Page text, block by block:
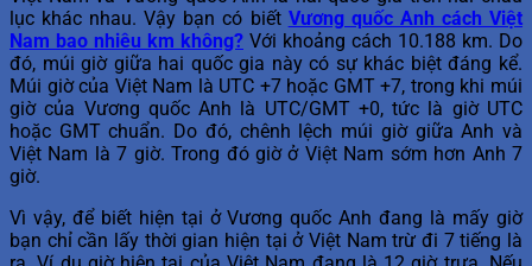
lục khác nhau. Vậy bạn có biết Vương quốc Anh cách Việt
Nam bao nhiêu km không? Với khoảng cách 10.188 km. Do
đó, múi giờ giữa hai quốc gia này có sự khác biệt đáng kể.
Múi giờ của Việt Nam là UTC +7 hoặc GMT +7, trong khi múi
giờ của Vương quốc Anh là UTC/GMT +0, tức là giờ UTC
hoặc GMT chuẩn. Do đó, chênh lệch múi giờ giữa Anh và
Việt Nam là 7 giờ. Trong đó giờ ở Việt Nam sớm hơn Anh 7
giờ.
Vì vậy, để biết hiện tại ở Vương quốc Anh đang là mấy giờ
bạn chỉ cần lấy thời gian hiện tại ở Việt Nam trừ đi 7 tiếng là